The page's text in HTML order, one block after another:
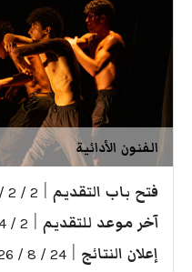
الفنون الأدائية
فتح باب التقديم 2 / 2 / 2026
آخر موعد للتقديم 2 / 4 / 2026
إعلان النتائج 24 / 8 / 2026